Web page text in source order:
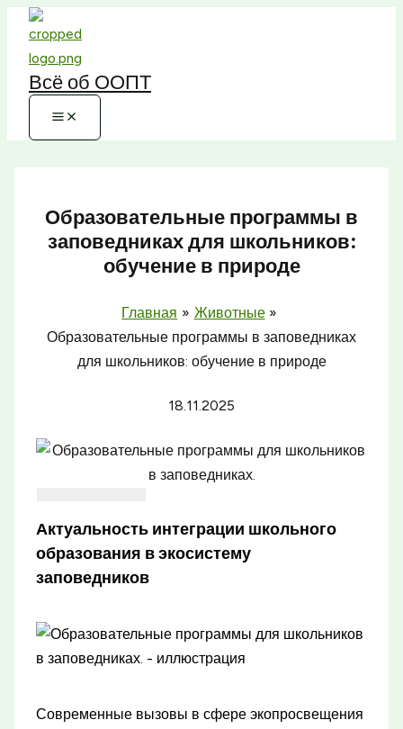
Перейти
содержимому
Всё об ООПТ
Образовательные программы в
заповедниках для школьников:
обучение в природе
Главная
Животные
Образовательные программы в заповедниках
для школьников: обучение в природе
18.11.2025
Актуальность интеграции школьного
образования в экосистему
заповедников
Современные вызовы в сфере экопросвещения